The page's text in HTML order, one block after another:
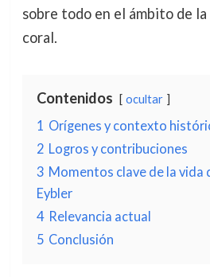
sobre todo en el ámbito de
coral.
Contenidos ocultar
1 Orígenes y contexto
2 Logros y contribuciones
3 Momentos clave de la vida
Eybler
4 Relevancia actual
5 Conclusión